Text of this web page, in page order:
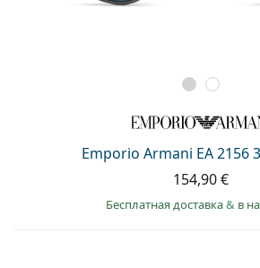
Emporio Armani EA 2156
154,90 €
Бесплатная доставка& в